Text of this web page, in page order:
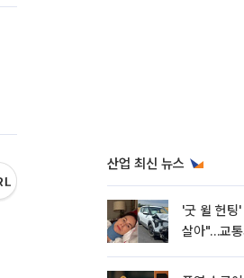
산업 최신 뉴스
'굿 윌 헌팅
살아"…교